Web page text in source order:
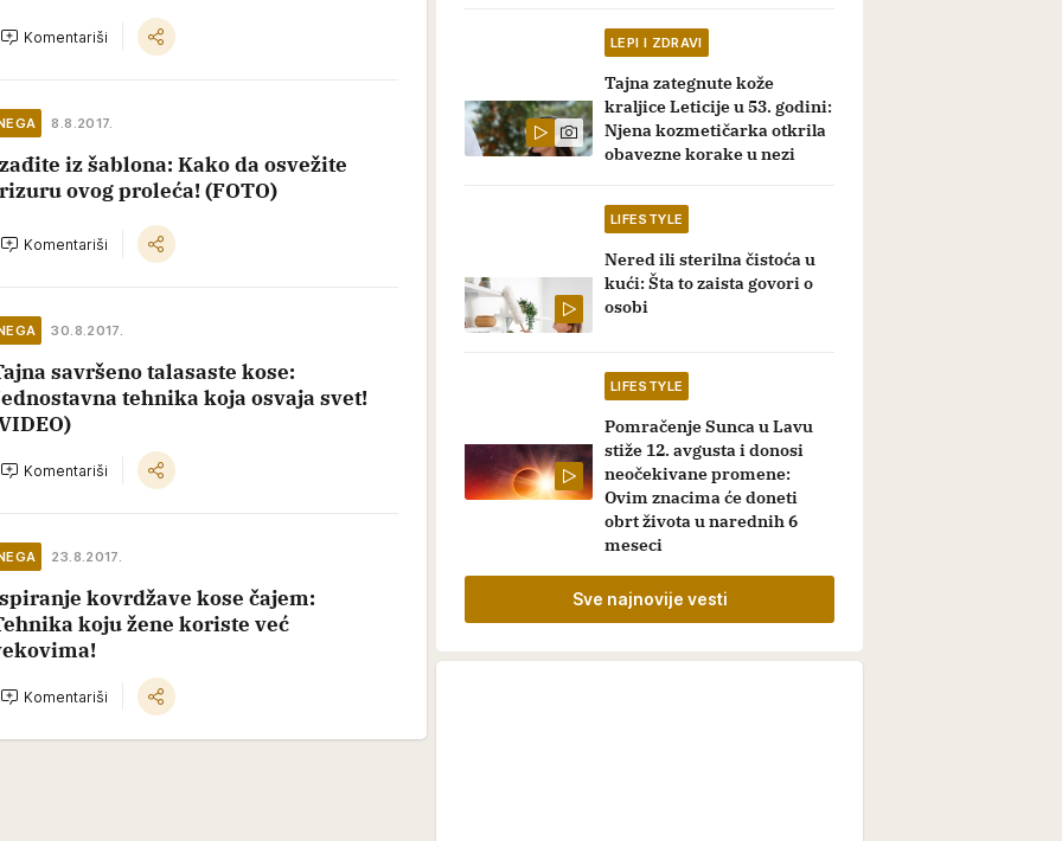
Komentariši
8.8.2017.
iz šablona: Kako da osvežite
ovog proleća! (FOTO)
Komentariši
30.8.2017.
savršeno talasaste kose:
tehnika koja osvaja svet!
Komentariši
23.8.2017.
kovrdžave kose čajem:
koju žene koriste već
Komentariši
LEPI I ZDRAVI
Tajna zategnute kože
kraljice Leticije u 53. godini:
Njena kozmetičarka otkrila
obavezne korake u nezi
LIFESTYLE
Nered ili sterilna čistoća u
kući: Šta to zaista govori o
osobi
LIFESTYLE
Pomračenje Sunca u Lavu
stiže 12. avgusta i donosi
neočekivane promene:
Ovim znacima će doneti
obrt života u narednih 6
meseci
Sve najnovije vesti